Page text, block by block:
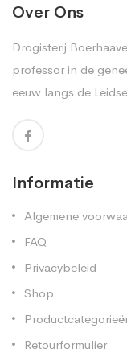
Over Ons
Drogisterij
professor in de
eeuw langs de
Informatie
Algemene
FAQ
Privacybeleid
Shop
Retourformulier